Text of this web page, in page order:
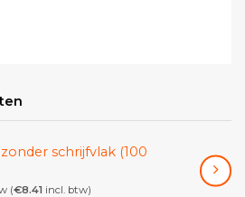
schrijfvlak (100
(€8.41 incl. btw)